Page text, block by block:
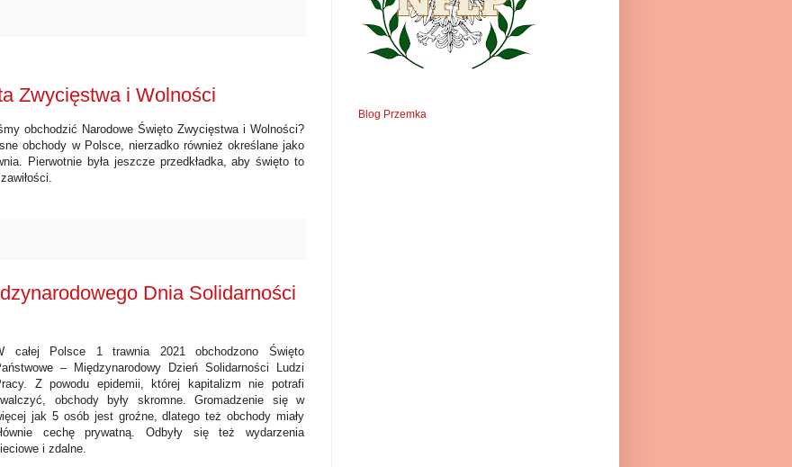
Zwycięstwa i Wolności
obchodzić Narodowe Święto Zwycięstwa i Wolności?
obchody w Polsce, nierzadko również określane jako
Pierwotnie była jeszcze przedkładka, aby święto to
Dnia Solidarności
całej Polsce 1 trawnia 2021 obchodzono Święto
– Międzynarodowy Dzień Solidarności Ludzi
Z powodu epidemii, której kapitalizm nie potrafi
obchody były skromne. Gromadzenie się w
jak 5 osób jest groźne, dlatego też obchody miały
cechę prywatną. Odbyły się też wydarzenia
i zdalne.
Blog Przemka